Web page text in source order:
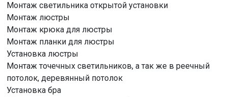
Монтаж светильника открытой установки
Монтаж люстры
Монтаж крюка для люстры
Монтаж планки для люстры
Установка люстры
Монтаж точечных светильников, а так же в реечный
потолок, деревянный потолок
Установка бра